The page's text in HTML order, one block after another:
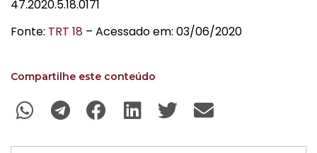
47.2020.5.18.0171
Fonte: TRT 18 – Acessado em: 03/06/2020
Compartilhe este conteúdo